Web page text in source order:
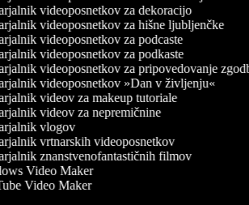
videoposnetkov za dekoracijo
videoposnetkov za hišne ljubljenčke
videoposnetkov za podcaste
videoposnetkov za podkaste
videoposnetkov za pripovedovanje zgodb
videoposnetkov »Dan v življenju«
videov za makeup tutoriale
videov za nepremičnine
vlogov
vrtnarskih videoposnetkov
znanstvenofantastičnih filmov
Video Maker
Video Maker